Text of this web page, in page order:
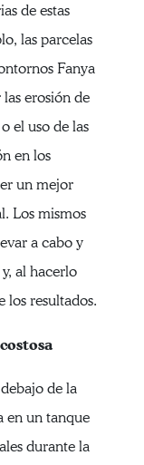
de estas
las parcelas
Fanya
erosión de
el uso de las
en los
un mejor
Los mismos
a cabo y
al hacerlo
los resultados.
de la
en un tanque
durante la